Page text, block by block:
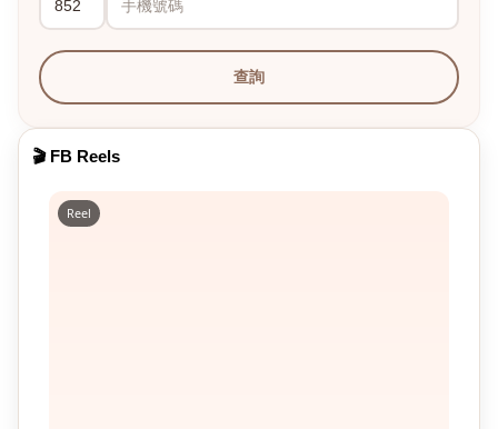
查詢
🎬 FB Reels
Reel